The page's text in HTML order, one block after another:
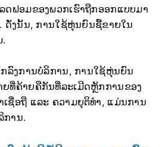
ດຟອມຂອງພວກເຮົາຖືກອອກແບບມາ
ດັ່ງນັ້ນ, ການໃຊ້ຫຸ່ນຍົນຊື້ຂາຍໃນ
ລົງການບໍລິການ, ການໃຊ້ຫຸ່ນຍົນ
ທີ່ຄ້າຍຄືກັນທີ່ລະເມີດຫຼັກການຂອງ
ຊື່ອຖື ແລະ ຄວາມຍຸຕິທຳ, ແມ່ນການ
ການ.